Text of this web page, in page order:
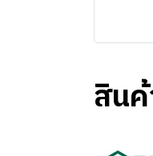
สิน